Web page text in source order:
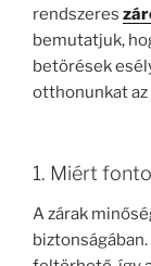
rendszeres
bemutatjuk,
betörések
otthonunkat
1. Miért
A zárak